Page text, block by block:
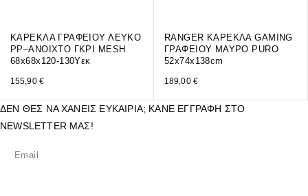
ΚΑΡΕΚΛΑ ΓΡΑΦΕΙΟΥ ΛΕΥΚΟ
PP–ΑΝΟΙΧΤΟ ΓΚΡΙ MESH
68x68x120-130Υεκ
155,90 €
RANGER ΚΑΡΕΚΛΑ GAMING
ΓΡΑΦΕΙΟΥ ΜΑΥΡΟ PURO
52x74x138cm
189,00 €
ΔΕΝ ΘΕΣ ΝΑ ΧΑΝΕΙΣ ΕΥΚΑΙΡΙΑ; ΚΑΝΕ ΕΓΓΡΑΦΗ ΣΤΟ
NEWSLETTER ΜΑΣ!